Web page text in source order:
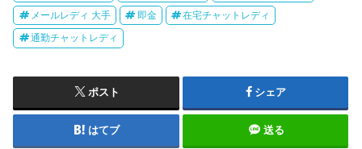
メールレディ 大手 即金 在宅チャットレディ
通勤チャットレディ
ポスト シェア
はてブ 送る